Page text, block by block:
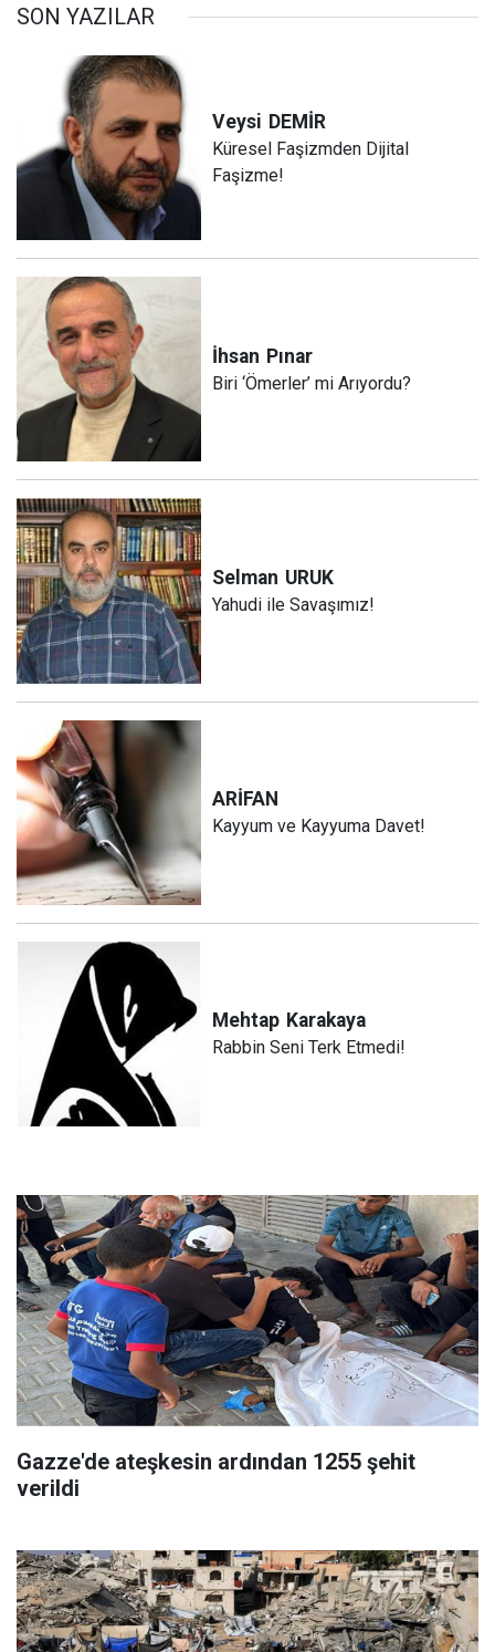
SON YAZILAR
Veysi DEMİR
Küresel Faşizmden Dijital
Faşizme!
İhsan Pınar
Biri ‘Ömerler’ mi Arıyordu?
Selman URUK
Yahudi ile Savaşımız!
ARİFAN
Kayyum ve Kayyuma Davet!
Mehtap Karakaya
Rabbin Seni Terk Etmedi!
Gazze'de ateşkesin ardından 1255 şehit
verildi